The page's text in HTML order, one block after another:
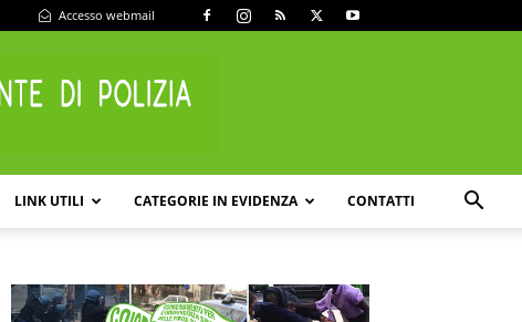
Accesso webmail
LINK UTILI CATEGORIE IN EVIDENZA CONTATTI